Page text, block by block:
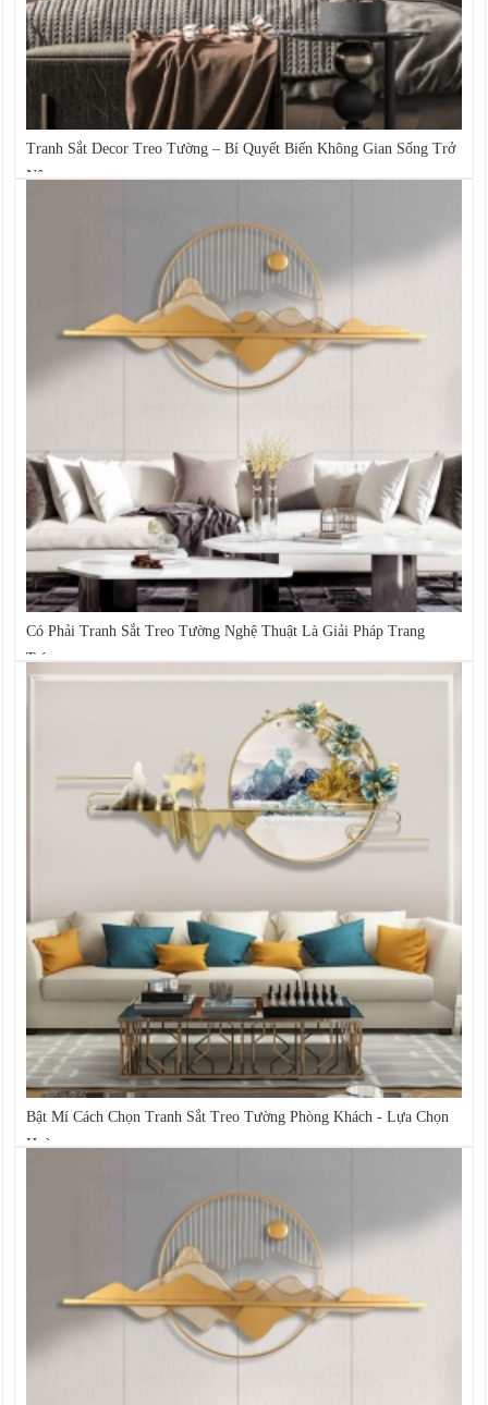
Tranh Sắt Decor Treo Tường – Bí Quyết Biến Không Gian Sống Trở
Nên...
Có Phải Tranh Sắt Treo Tường Nghệ Thuật Là Giải Pháp Trang
Trí...
Bật Mí Cách Chọn Tranh Sắt Treo Tường Phòng Khách - Lựa Chọn
Hoàn...